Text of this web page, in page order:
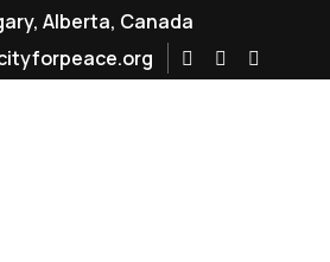
Alberta, Canada